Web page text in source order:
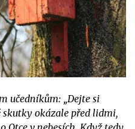
učedníkům: „Dejte si
skutky okázale před lidmi,